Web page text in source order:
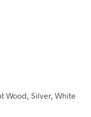
Wood, Silver, White